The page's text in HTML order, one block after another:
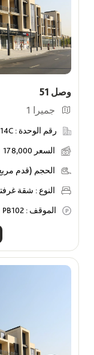
وصل 51
جميرا 1
رقم الوحدة :
السعر 178,000 / السنة
الحجم (قدم
النوع : شقة
الموقف : PB102